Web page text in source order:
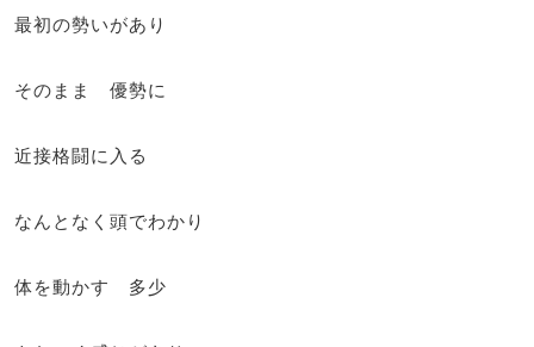
最初の勢いがあり
そのまま 優勢に
近接格闘に入る
なんとなく頭でわかり
体を動かす 多少